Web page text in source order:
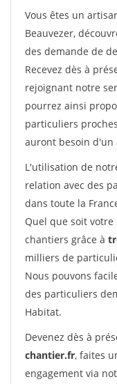
Vous êtes un
Beauvezer,
des demande de
Recevez dès à
rejoignant notre
pourrez ainsi
particuliers
auront besoin d'un
L'utilisation de
relation avec des
dans toute la
Quel que soit
chantiers grâce à
milliers de
Nous pouvons
des particuliers
Habitat.
Devenez dès à
chantier.fr, faites
engagement via